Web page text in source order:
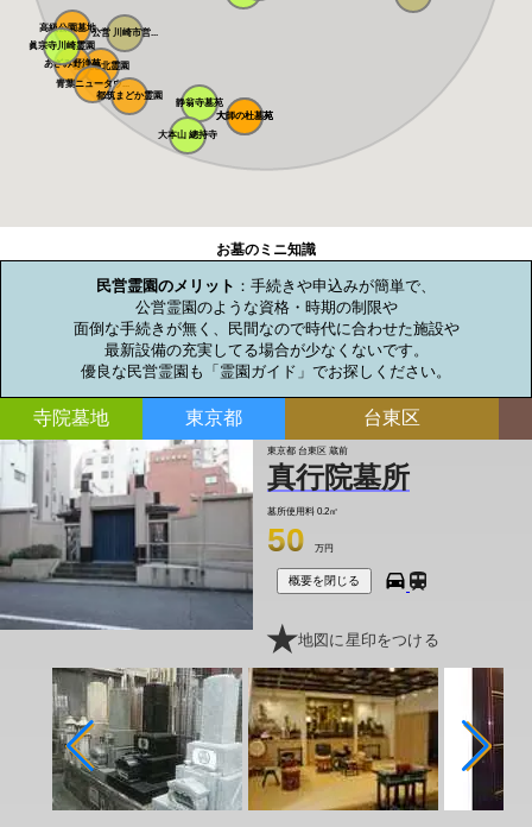
都筑港北霊園
あざみ野浄苑
高級公園墓地 ...
大師の杜墓苑
大師の杜墓苑
静翁寺墓苑
公営 川崎市営...
青葉ニュータウ...
都筑まどか霊園
大本山 總持寺
眞宗寺川崎霊園
お墓のミニ知識
民営霊園のメリット ：手続きや申込みが簡単で、
公営霊園のような資格・時期の制限や
面倒な手続きが無く、民間なので時代に合わせた施設や
最新設備の充実してる場合が少なくないです。
優良な民営霊園も「霊園ガイド」でお探しください。
寺院墓地 東京都 台東区
東京都 台東区 蔵前
真行院墓所
墓所使用料 0.2㎡
50 万円
概要を閉じる
地図に星印をつける